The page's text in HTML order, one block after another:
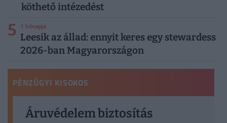
köthető intézedést
5 1 hónapja
Leesik az állad: ennyit keres egy stewardess
2026-ban Magyarországon
PÉNZÜGYI KISOKOS
Áruvédelem biztosítás